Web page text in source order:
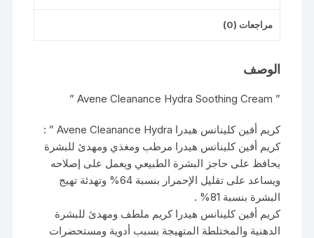
مراجعات (0)
الوصف
” Avene Cleanance Hydra Soothing Cream ”
كريم أفين كلينانس هيدرا Avene Cleanance Hydra ” :
كريم أفين كلينانس هيدرا مرطب ومغذي ومهدئ للبشرة
يحافظ على حاجز البشرة الطبيعي ويعمل على إصلاحه
ويساعد على تقليل الإحمرار بنسبة 64% وتهدئة تهيج
البشرة بنسبة 81% .
كريم أفين كلينانس هيدرا كريم ملطف ومهدئ للبشرة
الدهنية والمختلطة المتهيجة بسبب أدوية ومستحضرات